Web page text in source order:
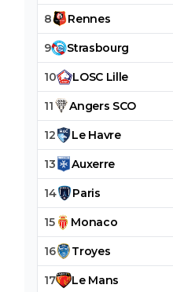
8 Rennes
9 Strasbourg
10 LOSC Lille
11 Angers SCO
12 Le Havre
13 Auxerre
14 Paris
15 Monaco
16 Troyes
17 Le Mans